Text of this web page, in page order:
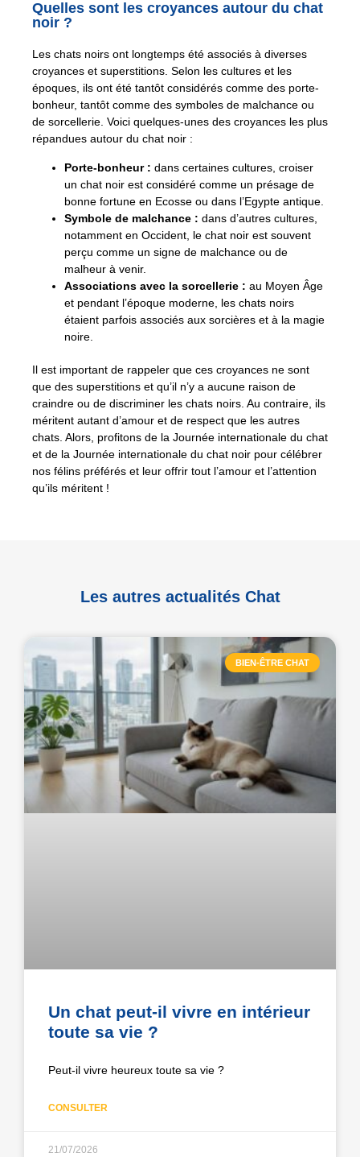
Quelles sont les croyances autour du chat
noir ?
Les chats noirs ont longtemps été associés à diverses
croyances et superstitions. Selon les cultures et les
époques, ils ont été tantôt considérés comme des porte-
bonheur, tantôt comme des symboles de malchance ou
de sorcellerie. Voici quelques-unes des croyances les plus
répandues autour du chat noir :
Porte-bonheur : dans certaines cultures, croiser
un chat noir est considéré comme un présage de
bonne fortune en Ecosse ou dans l’Egypte antique.
Symbole de malchance : dans d’autres cultures,
notamment en Occident, le chat noir est souvent
perçu comme un signe de malchance ou de
malheur à venir.
Associations avec la sorcellerie : au Moyen Âge
et pendant l’époque moderne, les chats noirs
étaient parfois associés aux sorcières et à la magie
noire.
Il est important de rappeler que ces croyances ne sont
que des superstitions et qu’il n’y a aucune raison de
craindre ou de discriminer les chats noirs. Au contraire, ils
méritent autant d’amour et de respect que les autres
chats. Alors, profitons de la Journée internationale du chat
et de la Journée internationale du chat noir pour célébrer
nos félins préférés et leur offrir tout l’amour et l’attention
qu’ils méritent !
Les autres actualités Chat
BIEN-ÊTRE CHAT
Un chat peut-il vivre en intérieur
toute sa vie ?
Peut-il vivre heureux toute sa vie ?
CONSULTER
21/07/2026